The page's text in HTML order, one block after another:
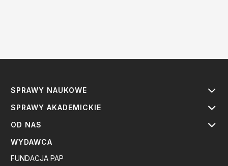
SPRAWY NAUKOWE
SPRAWY AKADEMICKIE
OD NAS
WYDAWCA
FUNDACJA PAP